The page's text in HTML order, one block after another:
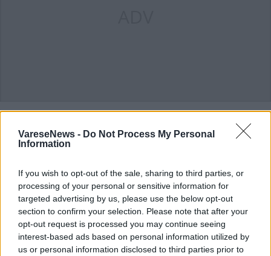
VareseNews - Do Not Process My Personal
Information
If you wish to opt-out of the sale, sharing to third parties, or
processing of your personal or sensitive information for
targeted advertising by us, please use the below opt-out
section to confirm your selection. Please note that after your
opt-out request is processed you may continue seeing
interest-based ads based on personal information utilized by
us or personal information disclosed to third parties prior to
ADV